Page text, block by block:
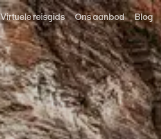
Virtuele reisgids Ons aanbod Blog